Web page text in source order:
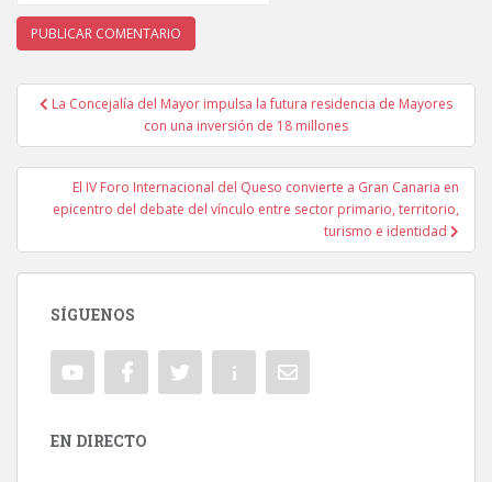
Navegación de entradas
La Concejalía del Mayor impulsa la futura residencia de Mayores
con una inversión de 18 millones
El IV Foro Internacional del Queso convierte a Gran Canaria en
epicentro del debate del vínculo entre sector primario, territorio,
turismo e identidad
SÍGUENOS
EN DIRECTO